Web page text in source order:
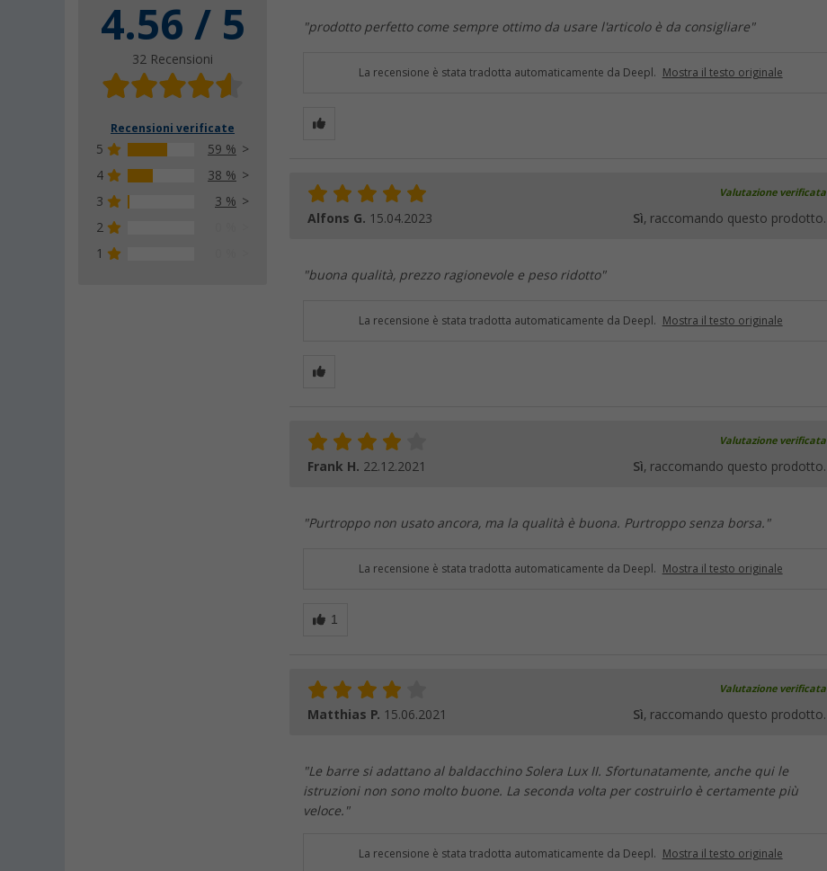
4.56 / 5
32 Recensioni
Recensioni verificate
5
59 %
4
38 %
3
3 %
2
1
"prodotto perfetto come sempre ottimo da usare l'articolo è da consigliare"
La recensione è stata tradotta automaticamente da Deepl. Mostra il testo originale
Valutazione verificata
Alfons G. 15.04.2023 Sì, raccomando questo prodotto.
"buona qualità, prezzo ragionevole e peso ridotto"
La recensione è stata tradotta automaticamente da Deepl. Mostra il testo originale
Valutazione verificata
Frank H. 22.12.2021 Sì, raccomando questo prodotto.
"Purtroppo non usato ancora, ma la qualità è buona. Purtroppo senza borsa."
La recensione è stata tradotta automaticamente da Deepl. Mostra il testo originale
Valutazione verificata
Matthias P. 15.06.2021 Sì, raccomando questo prodotto.
"Le barre si adattano al baldacchino Solera Lux II. Sfortunatamente, anche qui le
istruzioni non sono molto buone. La seconda volta per costruirlo è certamente più
veloce."
La recensione è stata tradotta automaticamente da Deepl. Mostra il testo originale